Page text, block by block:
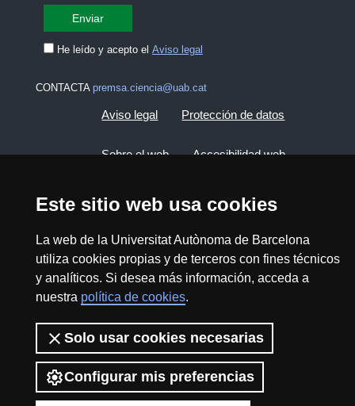
Este sitio web usa cookies
La web de la Universitat Autònoma de Barcelona
utiliza cookies propias y de terceros con fines técnicos
y analíticos. Si desea más información, acceda a
nuestra política de cookies.
Solo usar cookies necesarias
Configurar mis preferencias
He leído y acepto el Aviso legal
CONTACTA premsa.ciencia@uab.cat
Aviso legal Protección de datos
Sobre el web Accesibilidad web
2026 Divulga UAB - Commons Reconocimiento -
No Comercial (CC BY NC) - ISSN: 2014-6388
View low-bandwidth version